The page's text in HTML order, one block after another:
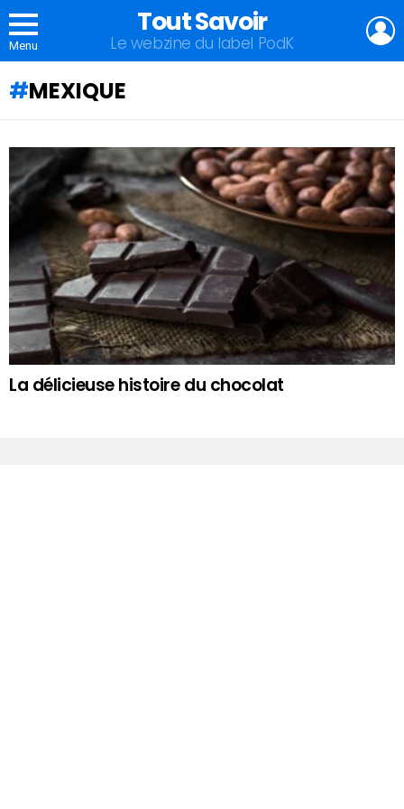
Menu
Tout Savoir
Le webzine du label PodK
MEXIQUE
QU'ALLEZ-
VOUS
APPRENDRE
AUJOURD'HUI
La délicieuse histoire du chocolat